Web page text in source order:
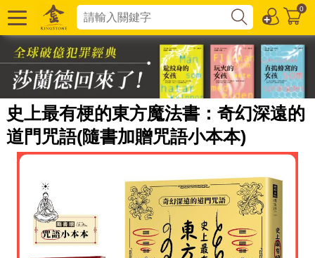
0
史上最有梗的東方魔法書：奇幻深遠的
道門咒語(隨書加贈咒語小本本)